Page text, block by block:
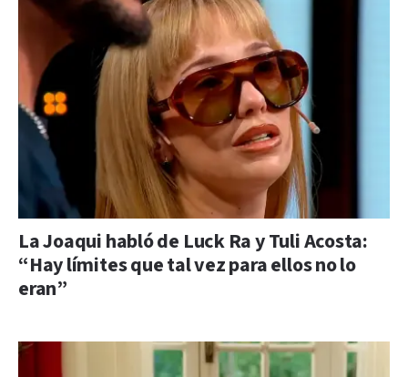
La Joaqui habló de Luck Ra y Tuli Acosta:
“Hay límites que tal vez para ellos no lo
eran”